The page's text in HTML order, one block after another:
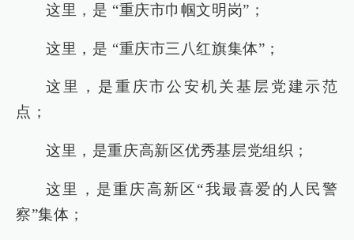
这里，是 “重庆市巾帼文明岗”；
这里，是 “重庆市三八红旗集体”；
这里，是重庆市公安机关基层党建示范
点；
这里，是重庆高新区优秀基层党组织；
这里，是重庆高新区“我最喜爱的人民警
察”集体；